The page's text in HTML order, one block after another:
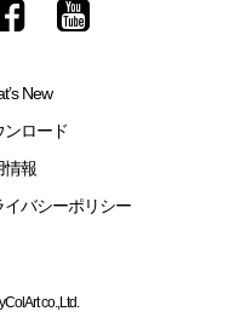
New
ンロード
情報
イバシーポリシー
co.,Ltd.